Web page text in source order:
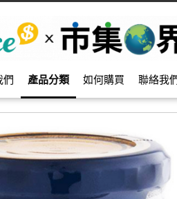
們 產品分類 如何購買 聯絡我